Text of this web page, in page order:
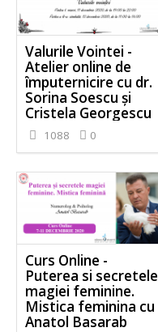
Valurile Vointei -
Atelier online de
împuternicire cu dr.
Sorina Soescu și
Cristela Georgescu
1088 0
Curs Online -
Puterea si secretele
magiei feminine.
Mistica feminina cu
Anatol Basarab